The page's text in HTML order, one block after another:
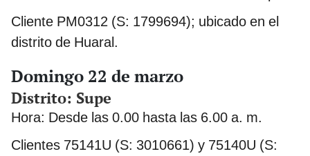
Cliente PM0312 (S: 1799694); ubicado en el
distrito de Huaral.
Domingo 22 de marzo
Distrito: Supe
Hora: Desde las 0.00 hasta las 6.00 a. m.
Clientes 75141U (S: 3010661) y 75140U (S: